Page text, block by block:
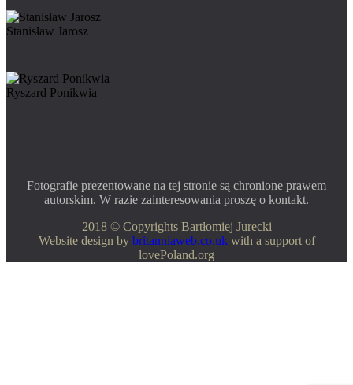
Stanisław Jarosz
Ryszard Ponikwia
Fotografie prezentowane na tej stronie są chronione prawem
autorskim. W razie zainteresowania proszę o kontakt.
2018 © Copyrights Bartłomiej Jurecki
Website design by britanniaweb.co.ukwith a support of
lovePoland.org